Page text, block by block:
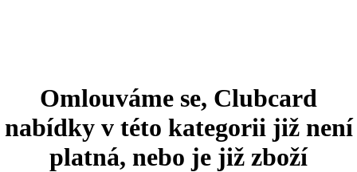
Omlouváme se, Clubcard
nabídky v této kategorii již není
platná, nebo je již zboží